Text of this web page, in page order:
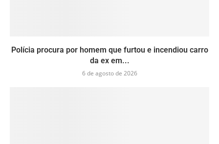
Polícia procura por homem que furtou e incendiou carro
da ex em...
6 de agosto de 2026